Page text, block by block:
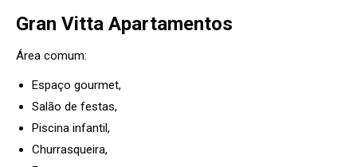
Gran Vitta Apartamentos
Área comum:
Espaço gourmet,
Salão de festas,
Piscina infantil,
Churrasqueira,